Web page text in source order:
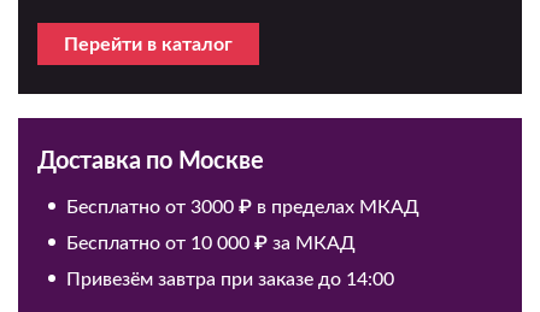
Перейти в каталог
Доставка по Москве
Бесплатно от 3000 ₽ в пределах МКАД
Бесплатно от 10 000 ₽ за МКАД
Привезём завтра при заказе до 14:00